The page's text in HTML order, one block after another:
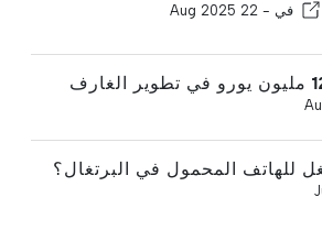
في - 22 Aug 2025
للهاتف المحمول في البرتغال؟